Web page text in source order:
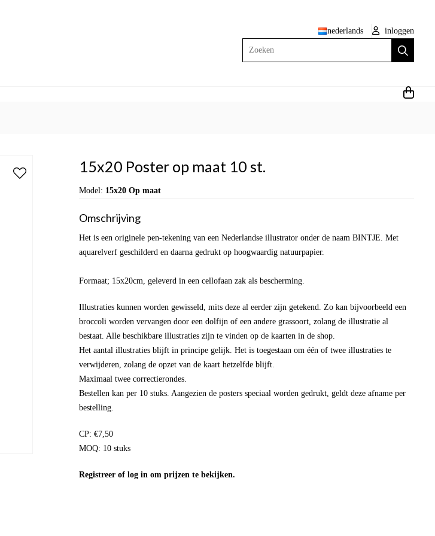
nederlands
inloggen
Zoeken
15x20 Poster op maat 10 st.
Model: 15x20 Op maat
Omschrijving
Het is een originele pen-tekening van een Nederlandse illustrator onder de naam BINTJE. Met
aquarelverf geschilderd en daarna gedrukt op hoogwaardig natuurpapier.
Formaat; 15x20cm, geleverd in een cellofaan zak als bescherming.
Illustraties kunnen worden gewisseld, mits deze al eerder zijn getekend. Zo kan bijvoorbeeld een
broccoli worden vervangen door een dolfijn of een andere grassoort, zolang de illustratie al
bestaat. Alle beschikbare illustraties zijn te vinden op de kaarten in de shop.
Het aantal illustraties blijft in principe gelijk. Het is toegestaan om één of twee illustraties te
verwijderen, zolang de opzet van de kaart hetzelfde blijft.
Maximaal twee correctierondes.
Bestellen kan per 10 stuks. Aangezien de posters speciaal worden gedrukt, geldt deze afname per
bestelling.
CP: €7,50
MOQ: 10 stuks
Registreer of log in om prijzen te bekijken.